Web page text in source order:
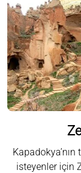
isteyenler için